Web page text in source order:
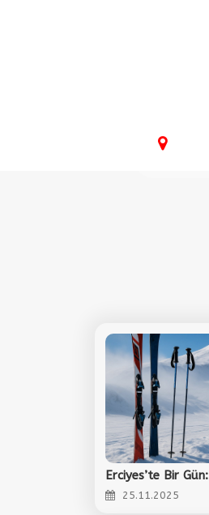
Erciyes’te Bir Gün:
25.11.2025